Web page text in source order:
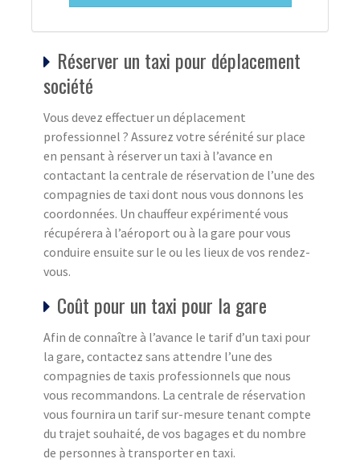
Réserver un taxi pour déplacement
société
Vous devez effectuer un déplacement
professionnel ? Assurez votre sérénité sur place
en pensant à réserver un taxi à l’avance en
contactant la centrale de réservation de l’une des
compagnies de taxi dont nous vous donnons les
coordonnées. Un chauffeur expérimenté vous
récupérera à l’aéroport ou à la gare pour vous
conduire ensuite sur le ou les lieux de vos rendez-
vous.
Coût pour un taxi pour la gare
Afin de connaître à l’avance le tarif d’un taxi pour
la gare, contactez sans attendre l’une des
compagnies de taxis professionnels que nous
vous recommandons. La centrale de réservation
vous fournira un tarif sur-mesure tenant compte
du trajet souhaité, de vos bagages et du nombre
de personnes à transporter en taxi.